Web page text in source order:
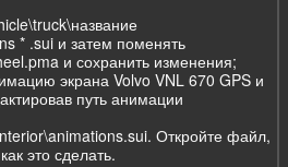
* .sui и затем поменять
и сохранить изменения;
экрана Volvo VNL 670 GPS и
путь анимации
Откройте файл,
это сделать.